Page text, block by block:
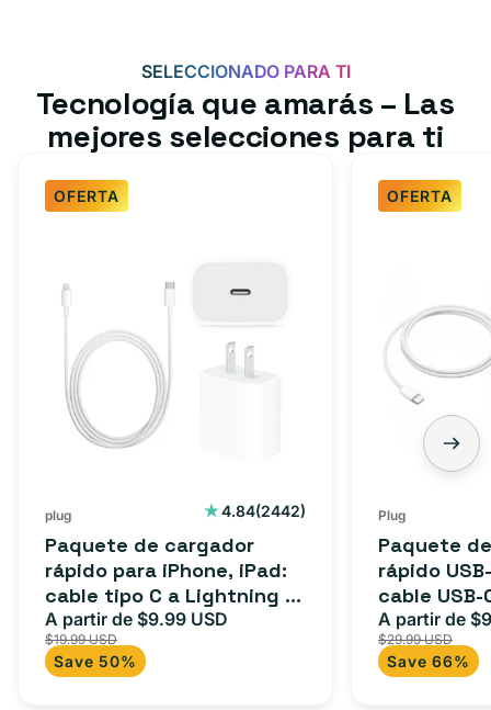
SELECCIONADO PARA TI
Tecnología que amarás – Las
mejores selecciones para ti
OFERTA
para
iPhone,
iPad:
a
Lightning
(1
m)
+
adaptador
plug 4.84(2442)
2442
Paquete de cargador
rápido para iPhone, iPad:
cable tipo C a Lightning (1
m) + adaptador tipo C
Precio
de
oferta
A partir de $9.99 USD
$19.99 USD
Save 50%
OFERTA
rápido
USB-
USB-
C
a
USB-
C
Plug
Paquete
rápido
cable USB-
adaptador
para
iPad y más.
Precio
de
oferta
A partir de
$29.99 USD
Save 66%